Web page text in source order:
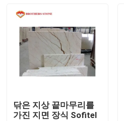
뉴스
화강암 돌 석판
닦은 지상 끝마무리를
가진 지면 장식 Sofitel